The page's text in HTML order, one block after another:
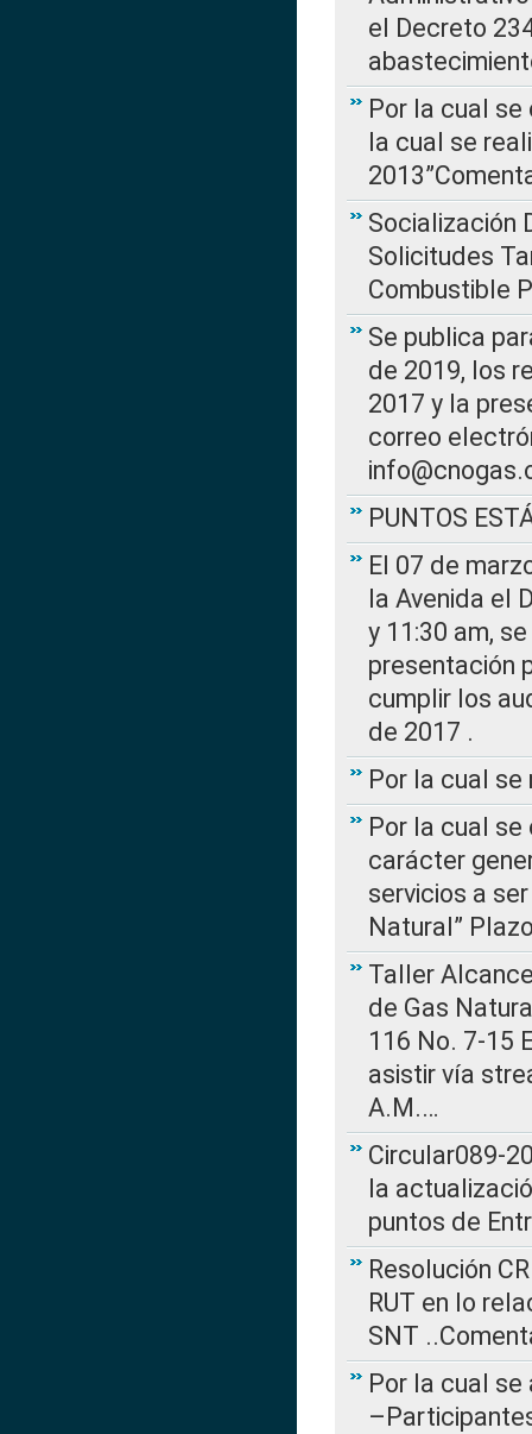
el Decreto
Por la cual se
la cual se
Socialización
Solicitudes
Combustible
Se publica
de 2019, los
2017 y la
correo
PUNTOS
El 07 de
la Avenida el
y 11:30 am,
presentación
cumplir los
de 2017 .
Por la cual se
Por la cual
carácter
servicios a
Natural”
Taller
de Gas
116 No. 7-15
asistir vía
A.M.…
Circular089-
la
puntos de
Resolución
RUT en lo
SNT
Por la cual se